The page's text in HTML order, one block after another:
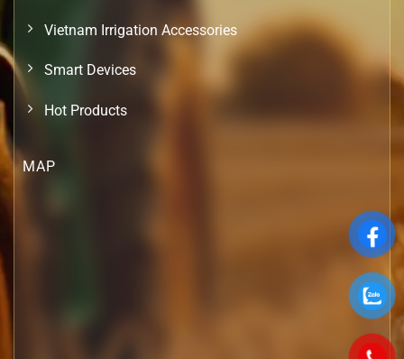
Vietnam Irrigation Accessories
Smart Devices
Hot Products
MAP